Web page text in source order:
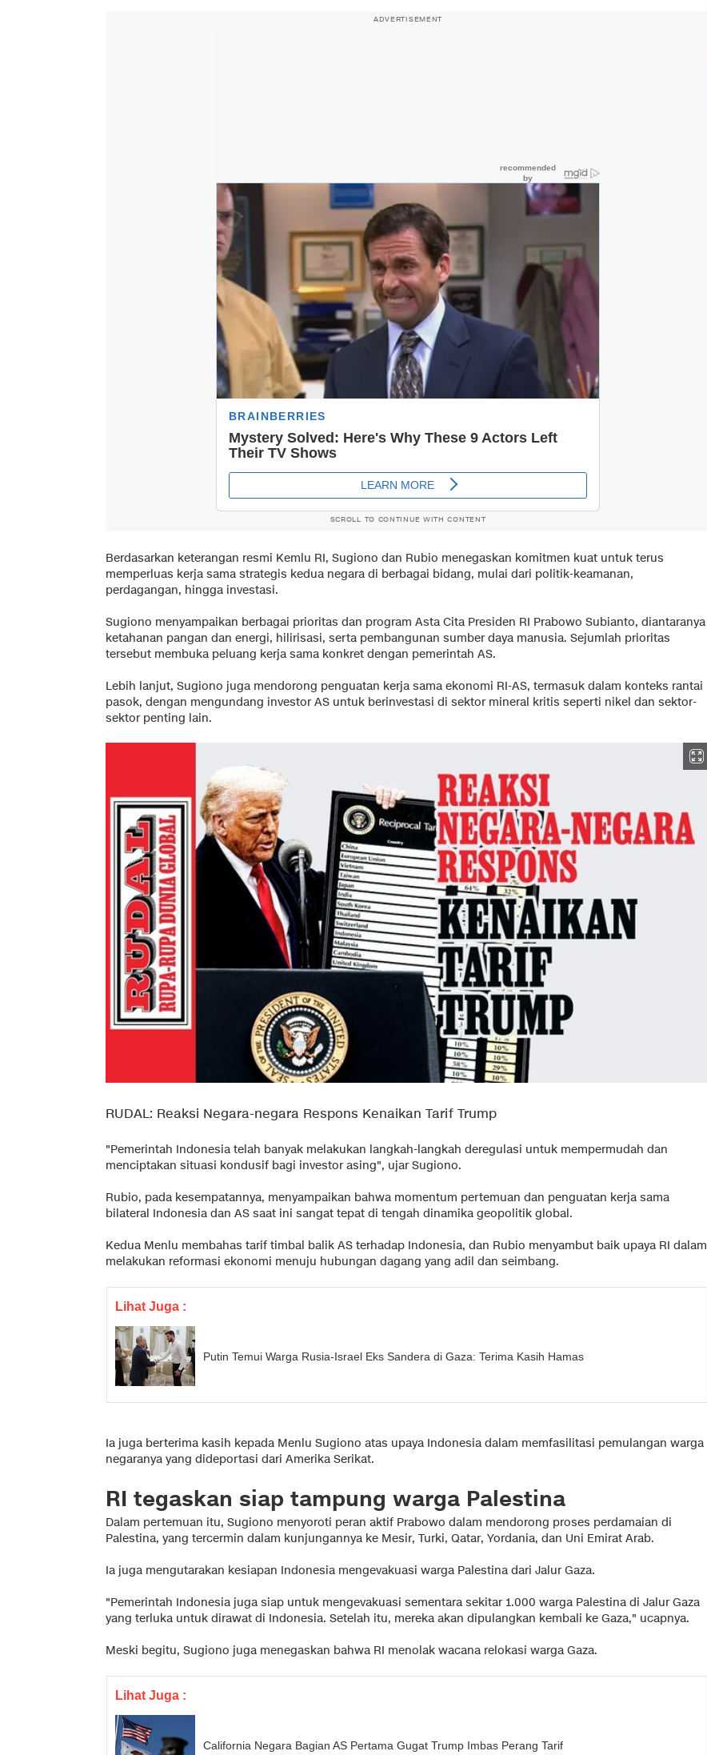
ADVERTISEMENT
SCROLL TO CONTINUE WITH CONTENT
Berdasarkan keterangan resmi Kemlu RI, Sugiono dan Rubio menegaskan komitmen kuat untuk terus
memperluas kerja sama strategis kedua negara di berbagai bidang, mulai dari politik-keamanan,
perdagangan, hingga investasi.
Sugiono menyampaikan berbagai prioritas dan program Asta Cita Presiden RI Prabowo Subianto, diantaranya
ketahanan pangan dan energi, hilirisasi, serta pembangunan sumber daya manusia. Sejumlah prioritas
tersebut membuka peluang kerja sama konkret dengan pemerintah AS.
Lebih lanjut, Sugiono juga mendorong penguatan kerja sama ekonomi RI-AS, termasuk dalam konteks rantai
pasok, dengan mengundang investor AS untuk berinvestasi di sektor mineral kritis seperti nikel dan sektor-
sektor penting lain.
RUDAL: Reaksi Negara-negara Respons Kenaikan Tarif Trump
"Pemerintah Indonesia telah banyak melakukan langkah-langkah deregulasi untuk mempermudah dan
menciptakan situasi kondusif bagi investor asing", ujar Sugiono.
Rubio, pada kesempatannya, menyampaikan bahwa momentum pertemuan dan penguatan kerja sama
bilateral Indonesia dan AS saat ini sangat tepat di tengah dinamika geopolitik global.
Kedua Menlu membahas tarif timbal balik AS terhadap Indonesia, dan Rubio menyambut baik upaya RI dalam
melakukan reformasi ekonomi menuju hubungan dagang yang adil dan seimbang.
Lihat Juga :
Putin Temui Warga Rusia-Israel Eks Sandera di Gaza: Terima Kasih Hamas
Ia juga berterima kasih kepada Menlu Sugiono atas upaya Indonesia dalam memfasilitasi pemulangan warga
negaranya yang dideportasi dari Amerika Serikat.
RI tegaskan siap tampung warga Palestina
Dalam pertemuan itu, Sugiono menyoroti peran aktif Prabowo dalam mendorong proses perdamaian di
Palestina, yang tercermin dalam kunjungannya ke Mesir, Turki, Qatar, Yordania, dan Uni Emirat Arab.
Ia juga mengutarakan kesiapan Indonesia mengevakuasi warga Palestina dari Jalur Gaza.
"Pemerintah Indonesia juga siap untuk mengevakuasi sementara sekitar 1.000 warga Palestina di Jalur Gaza
yang terluka untuk dirawat di Indonesia. Setelah itu, mereka akan dipulangkan kembali ke Gaza," ucapnya.
Meski begitu, Sugiono juga menegaskan bahwa RI menolak wacana relokasi warga Gaza.
Lihat Juga :
California Negara Bagian AS Pertama Gugat Trump Imbas Perang Tarif